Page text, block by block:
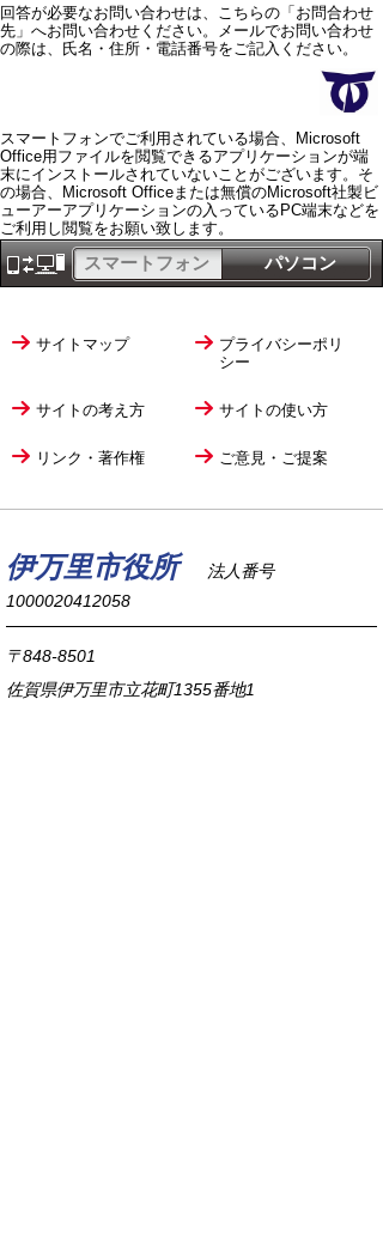
回答が必要なお問い合わせは、こちらの「お問合わせ
先」へお問い合わせください。メールでお問い合わせ
の際は、氏名・住所・電話番号をご記入ください。
スマートフォンでご利用されている場合、Microsoft
Office用ファイルを閲覧できるアプリケーションが端
末にインストールされていないことがございます。そ
の場合、Microsoft Officeまたは無償のMicrosoft社製ビ
ューアーアプリケーションの入っているPC端末などを
ご利用し閲覧をお願い致します。
パソコン
スマートフォン
サイトマップ
プライバシーポリ
シー
サイトの考え方 サイトの使い方
リンク・著作権 ご意見・ご提案
伊万里市役所
法人番号
1000020412058
〒848-8501
佐賀県伊万里市立花町1355番地1